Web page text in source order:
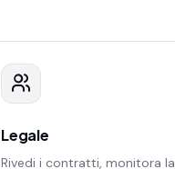
Legale
Rivedi i contratti, monitora la